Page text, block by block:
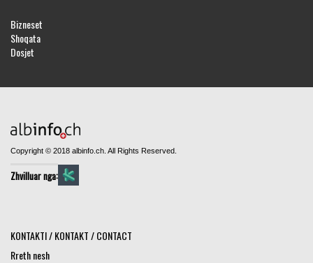
Bizneset
Shoqata
Dosjet
Copyright © 2018 albinfo.ch. All Rights Reserved.
Zhvilluar nga:
KONTAKTI / KONTAKT / CONTACT
Rreth nesh